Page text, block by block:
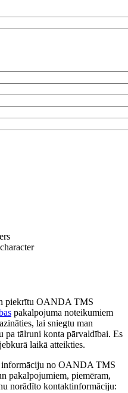
piekrītu OANDA TMS
pakalpojuma noteikumiem
lai sniegtu man
pa tālruni konta pārvaldībai. Es
laikā atteikties.
informāciju no OANDA TMS
pakalpojumiem, piemēram,
norādīto kontaktinformāciju: